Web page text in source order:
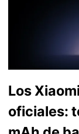
Los
oficiales: